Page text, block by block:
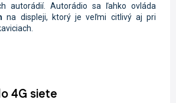
autorádií. Autorádio sa ľahko ovláda
na displeji, ktorý je veľmi citlivý aj pri
4G siete